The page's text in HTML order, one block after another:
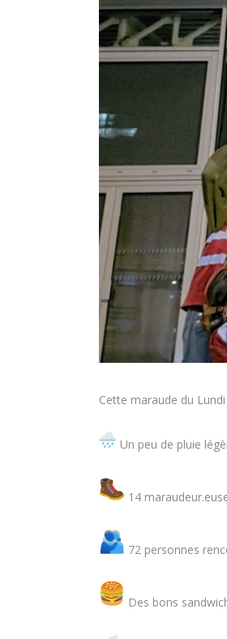
Cette maraude du Lundi
Un peu de pluie
14
72 personnes
Des bons